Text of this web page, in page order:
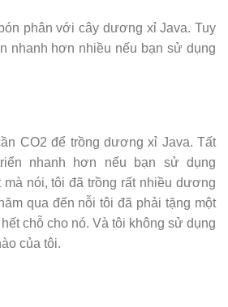
phân với cây dương xỉ Java. Tuy
nhanh hơn nhiều nếu bạn sử dụng
CO2 để trồng dương xỉ Java. Tất
nhanh hơn nếu bạn sử dụng
mà nói, tôi đã trồng rất nhiều dương
qua đến nỗi tôi đã phải tặng một
chỗ cho nó. Và tôi không sử dụng
của tôi.